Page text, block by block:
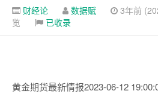
财经论 数据赋 3年前
览
已收录
黄金期货最新情报2023-06-12